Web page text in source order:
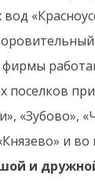
поселков
«Зубово»,
и
и